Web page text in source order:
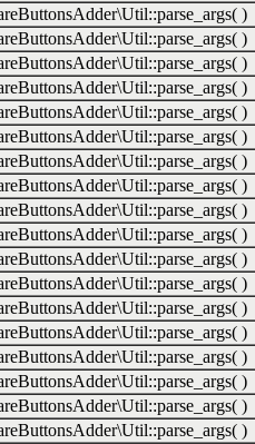
)
)
)
)
)
)
)
)
)
)
)
)
)
)
)
)
)
)